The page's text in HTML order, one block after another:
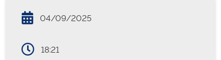
04/09/2025
18:21